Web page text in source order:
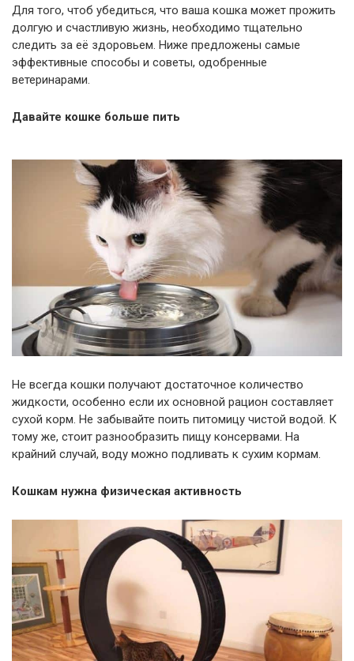
Для того, чтоб убедиться, что ваша кошка может прожить
долгую и счастливую жизнь, необходимо тщательно
следить за её здоровьем. Ниже предложены самые
эффективные способы и советы, одобренные
ветеринарами.
Давайте кошке больше пить
Не всегда кошки получают достаточное количество
жидкости, особенно если их основной рацион составляет
сухой корм. Не забывайте поить питомицу чистой водой. К
тому же, стоит разнообразить пищу консервами. На
крайний случай, воду можно подливать к сухим кормам.
Кошкам нужна физическая активность